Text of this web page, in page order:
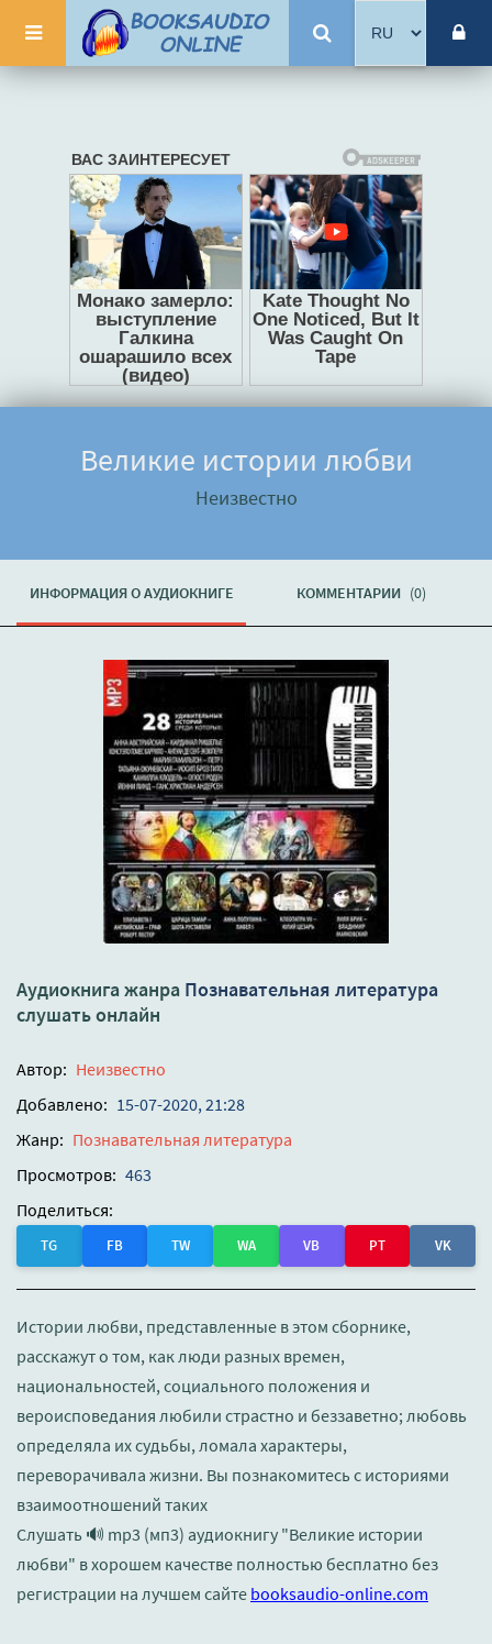
Великие истории любви
Неизвестно
ИНФОРМАЦИЯ О АУДИОКНИГЕ КОММЕНТАРИИ (0)
Аудиокнига жанра Познавательная литература
слушать онлайн
Автор: Неизвестно
Добавлено: 15-07-2020, 21:28
Жанр: Познавательная литература
Просмотров: 463
Поделиться:
TG FB TW WA VB PT VK
Истории любви, представленные в этом сборнике,
расскажут о том, как люди разных времен,
национальностей, социального положения и
вероисповедания любили страстно и беззаветно; любовь
определяла их судьбы, ломала характеры,
переворачивала жизни. Вы познакомитесь с историями
взаимоотношений таких
Слушать 🔊 mp3 (мп3) аудиокнигу "Великие истории
любви" в хорошем качестве полностью бесплатно без
регистрации на лучшем сайте booksaudio-online.com